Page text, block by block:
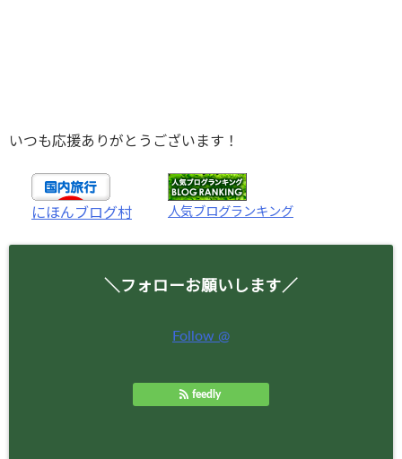
いつも応援ありがとうございます！
にほんブログ村 人気ブログランキング
＼フォローお願いします／
Follow @
feedly